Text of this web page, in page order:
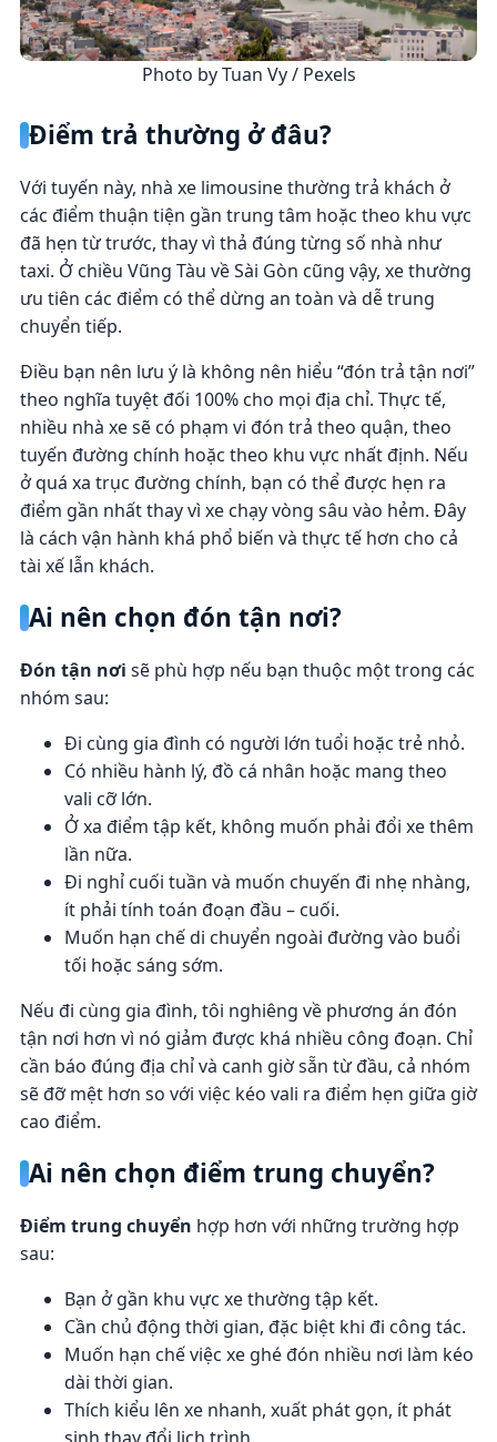
Photo by Tuan Vy / Pexels
Điểm trả thường ở đâu?
Với tuyến này, nhà xe limousine thường trả khách ở
các điểm thuận tiện gần trung tâm hoặc theo khu vực
đã hẹn từ trước, thay vì thả đúng từng số nhà như
taxi. Ở chiều Vũng Tàu về Sài Gòn cũng vậy, xe thường
ưu tiên các điểm có thể dừng an toàn và dễ trung
chuyển tiếp.
Điều bạn nên lưu ý là không nên hiểu “đón trả tận nơi”
theo nghĩa tuyệt đối 100% cho mọi địa chỉ. Thực tế,
nhiều nhà xe sẽ có phạm vi đón trả theo quận, theo
tuyến đường chính hoặc theo khu vực nhất định. Nếu
ở quá xa trục đường chính, bạn có thể được hẹn ra
điểm gần nhất thay vì xe chạy vòng sâu vào hẻm. Đây
là cách vận hành khá phổ biến và thực tế hơn cho cả
tài xế lẫn khách.
Ai nên chọn đón tận nơi?
Đón tận nơi sẽ phù hợp nếu bạn thuộc một trong các
nhóm sau:
Đi cùng gia đình có người lớn tuổi hoặc trẻ nhỏ.
Có nhiều hành lý, đồ cá nhân hoặc mang theo
vali cỡ lớn.
Ở xa điểm tập kết, không muốn phải đổi xe thêm
lần nữa.
Đi nghỉ cuối tuần và muốn chuyến đi nhẹ nhàng,
ít phải tính toán đoạn đầu – cuối.
Muốn hạn chế di chuyển ngoài đường vào buổi
tối hoặc sáng sớm.
Nếu đi cùng gia đình, tôi nghiêng về phương án đón
tận nơi hơn vì nó giảm được khá nhiều công đoạn. Chỉ
cần báo đúng địa chỉ và canh giờ sẵn từ đầu, cả nhóm
sẽ đỡ mệt hơn so với việc kéo vali ra điểm hẹn giữa giờ
cao điểm.
Ai nên chọn điểm trung chuyển?
Điểm trung chuyển hợp hơn với những trường hợp
sau:
Bạn ở gần khu vực xe thường tập kết.
Cần chủ động thời gian, đặc biệt khi đi công tác.
Muốn hạn chế việc xe ghé đón nhiều nơi làm kéo
dài thời gian.
Thích kiểu lên xe nhanh, xuất phát gọn, ít phát